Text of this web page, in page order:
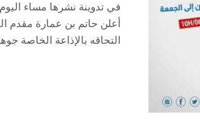
أعلن حاتم بن عمارة مقدم
التحاقه بالإذاعة الخاصة